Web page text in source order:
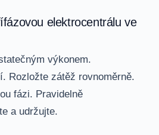
elektrocentrálu ve
výkonem.
Rozložte zátěž rovnoměrně.
fázi. Pravidelně
a udržujte.